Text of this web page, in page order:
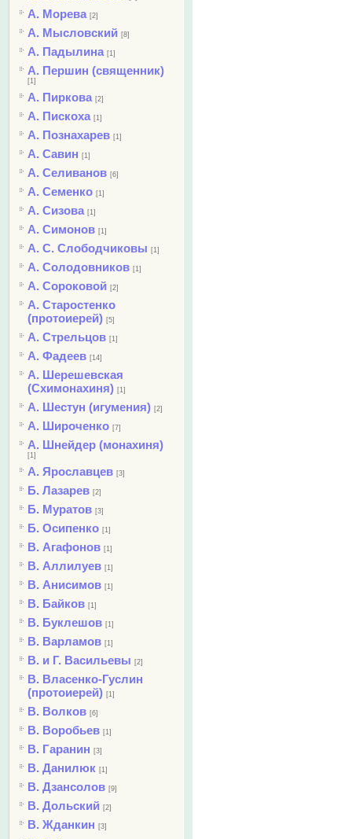
А. Морева [2]
А. Мысловский [8]
А. Падылина [1]
А. Першин (священник)
[1]
А. Пиркова [2]
А. Пискоха [1]
А. Познахарев [1]
А. Савин [1]
А. Селиванов [6]
А. Семенко [1]
А. Сизова [1]
А. Симонов [1]
А. С. Слободчиковы [1]
А. Солодовников [1]
А. Сороковой [2]
А. Старостенко
(протоиерей) [5]
А. Стрельцов [1]
А. Фадеев [14]
А. Шерешевская
(Схимонахиня) [1]
А. Шестун (игумения) [2]
А. Широченко [7]
А. Шнейдер (монахиня)
[1]
А. Ярославцев [3]
Б. Лазарев [2]
Б. Муратов [3]
Б. Осипенко [1]
В. Агафонов [1]
В. Аллилуев [1]
В. Анисимов [1]
В. Байков [1]
В. Буклешов [1]
В. Варламов [1]
В. и Г. Васильевы [2]
В. Власенко-Гуслин
(протоиерей) [1]
В. Волков [6]
В. Воробьев [1]
В. Гаранин [3]
В. Данилюк [1]
В. Дзансолов [9]
В. Дольский [2]
В. Жданкин [3]